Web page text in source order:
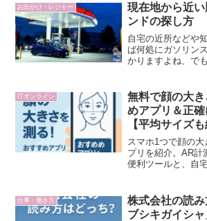
お出かけ・レジャー
現在地から近
ンドの探し方
自宅の近所などや
ば何処にガソリン
かりますよね、で
ンスタンドがある
よね？車にカーナ
ITオンライン
無料で顔の大
めアプリ＆正
【平均サイズも
スマホ1つで顔の
プリを紹介。AR計
便利ツールと、自
仕事・働き方
株式会社の読
ブシキガイシ